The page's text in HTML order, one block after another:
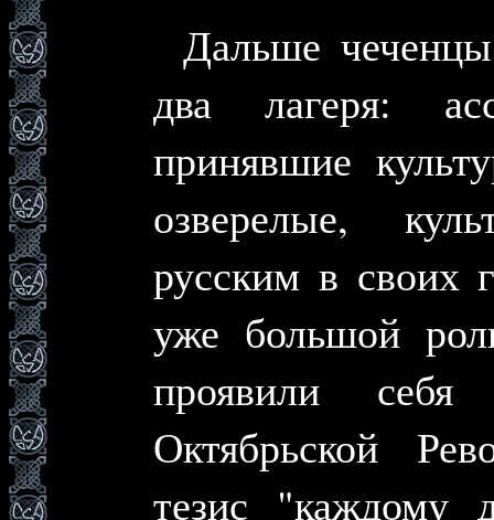
Дальше
два лагеря:
принявшие
озверелые,
русским в своих
уже большой
проявили
Октябрьской
тезис "каждому